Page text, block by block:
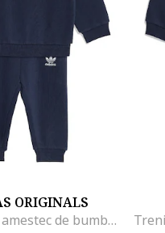
ORIGINALS
Trening din amestec de bumbac cu logo, Albastru ultramarin